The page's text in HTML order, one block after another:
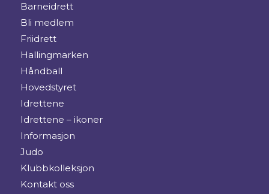
Barneidrett
Bli medlem
Friidrett
Hallingmarken
Håndball
Hovedstyret
Idrettene
Idrettene – ikoner
Informasjon
Judo
Klubbkolleksjon
Kontakt oss